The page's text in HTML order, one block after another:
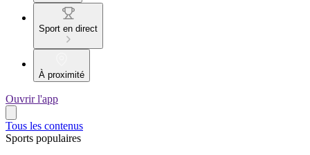
Sport en direct
À proximité
Ouvrir l'app
Tous les contenus
Sports populaires